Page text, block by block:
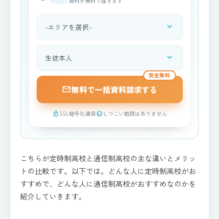
都道府県を選択 expand_more
資料請求される方 expand_more
完全無料
mail無料で一括資料請求する
lock SSL暗号化通信sentiment_satisfied しつこい勧誘はありません
こちらが定時制高校と通信制高校の主な違いとメリッ
トの比較です。以下では。どんな人に定時制高校がお
すすめで、どんな人に通信制高校がおすすめなのかを
紹介していきます。